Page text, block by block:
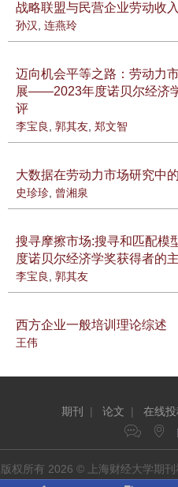
战略联盟与民营企业劳动收
孙汉, 连燕玲
迈向机会平等之路：劳动力
展——2023年度诺贝尔经济
评
李宝良, 郭其友, 郑文智
大数据在劳动力市场研究中
史珍珍, 曾湘泉
搜寻摩擦市场:搜寻和匹配
度诺贝尔经济学奖获得者的
李宝良, 郭其友
西方企业一般培训理论综述
王伟
期刊 | 论文 | 在线
版权所有 2026 © 上海财经大学期